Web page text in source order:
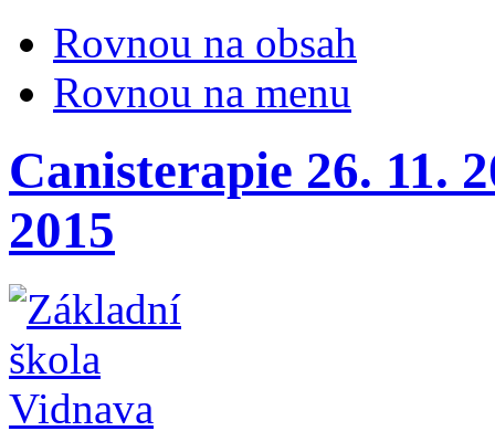
Rovnou na obsah
Rovnou na menu
Canisterapie 26. 11.
2015